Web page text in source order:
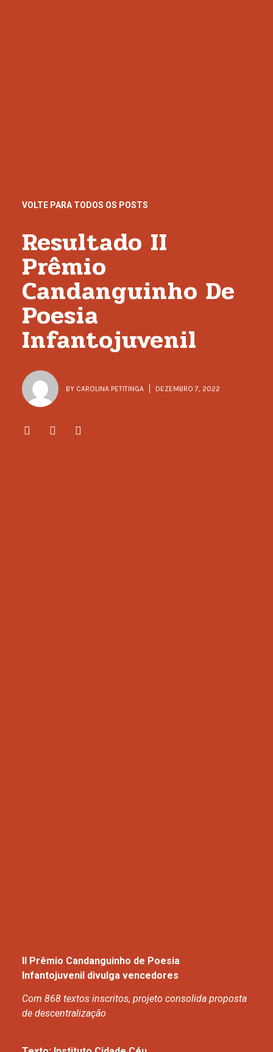
VOLTE PARA TODOS OS POSTS
Resultado II
Prêmio
Candanguinho De
Poesia
Infantojuvenil
BYCAROLINA PETITINGA DEZEMBRO 7, 2022
II Prêmio Candanguinho de Poesia
Infantojuvenil divulga vencedores
Com 868 textos inscritos, projeto consolida proposta
de descentralização